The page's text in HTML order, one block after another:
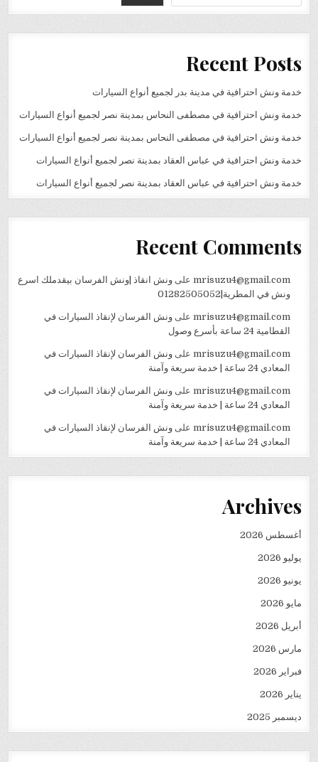
Recent Posts
خدمة ونش احترافية في مدينة بدر لجميع أنواع السيارات
خدمة ونش احترافية في مصطفى النحاس بمدينة نصر لجميع أنواع السيارات
خدمة ونش احترافية في مصطفى النحاس بمدينة نصر لجميع أنواع السيارات
خدمة ونش احترافية في عباس العقاد بمدينة نصر لجميع أنواع السيارات
خدمة ونش احترافية في عباس العقاد بمدينة نصر لجميع أنواع السيارات
Recent Comments
mrisuzu4@gmail.comعلى ونش انقاذ |ونش الفرسان بيقدملك اسرع
ونش في المطرية|01282505052
mrisuzu4@gmail.comعلى ونش الفرسان لإنقاذ السيارات في
القطامية 24 ساعة بأسرع وصول
mrisuzu4@gmail.comعلى ونش الفرسان لإنقاذ السيارات في
المعادي 24 ساعة | خدمة سريعة وآمنة
mrisuzu4@gmail.comعلى ونش الفرسان لإنقاذ السيارات في
المعادي 24 ساعة | خدمة سريعة وآمنة
mrisuzu4@gmail.comعلى ونش الفرسان لإنقاذ السيارات في
المعادي 24 ساعة | خدمة سريعة وآمنة
Archives
أغسطس 2026
يوليو 2026
يونيو 2026
مايو 2026
أبريل 2026
مارس 2026
فبراير 2026
يناير 2026
ديسمبر 2025